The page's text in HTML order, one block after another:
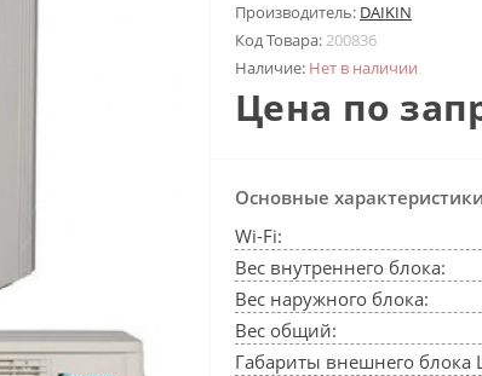
Производитель: DAIKIN
Код Товара:200836
Наличие: Нет в наличии
Цена по
Основные характеристики
Wi-Fi:
Вес внутреннего блока:
Вес наружного блока:
Вес общий:
Габариты внешнего блока